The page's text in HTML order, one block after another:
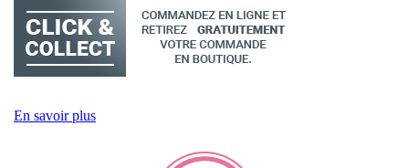
En savoir plus